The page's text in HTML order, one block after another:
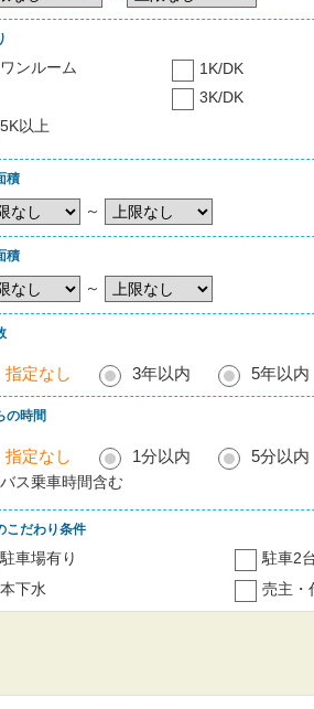
ワンルーム 1K/DK
3K/DK
5K以上
積
～
積
～
指定なし 3年以内 5年以内
の時間
指定なし 1分以内 5分以内
バス乗車時間含む
こだわり条件
駐車場有り 駐車2
本下水
売主・